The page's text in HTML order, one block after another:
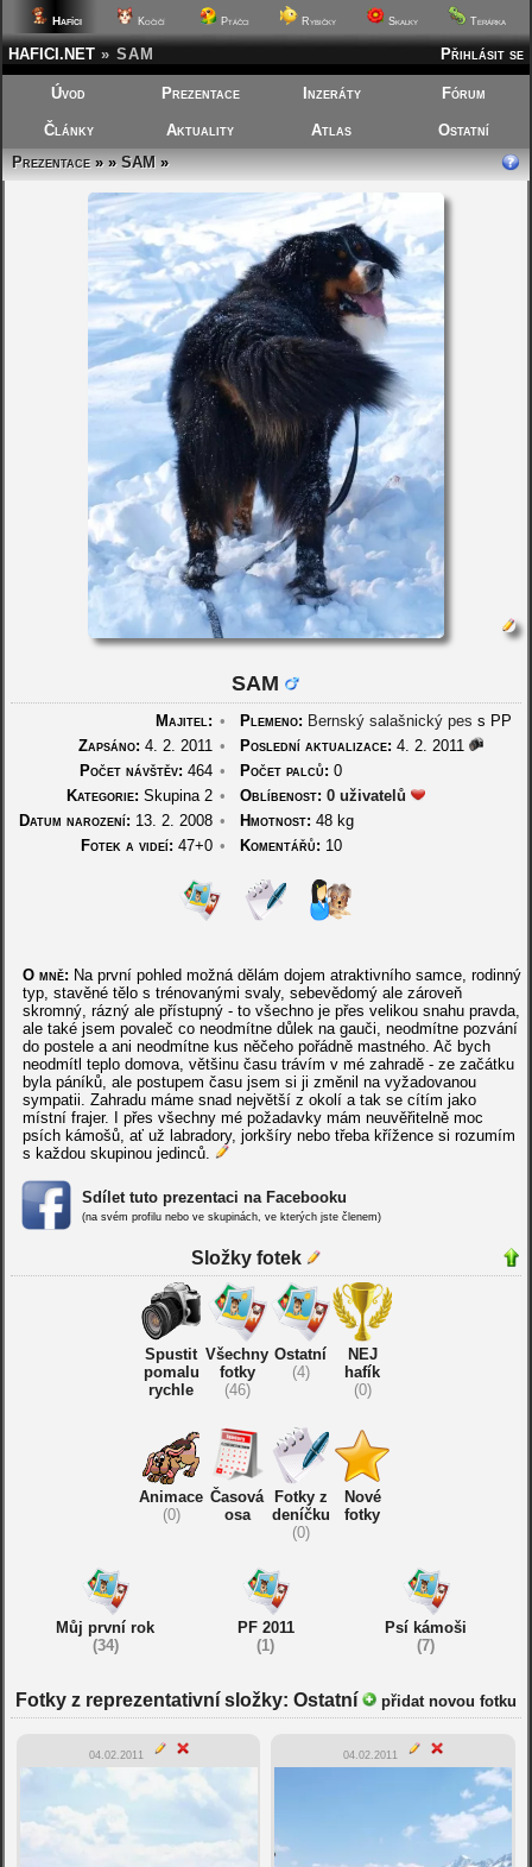
Hafíci Kočičí Ptáčci Rybičky Skalky Terárka
Přihlásit se
HAFICI.NET » SAM
Úvod Prezentace Inzeráty Fórum
Články Aktuality Atlas
Ostatní
Prezentace»»SAM»
SAM
Majitel: • Plemeno: Bernský salašnický pes s PP
Zapsáno: 4. 2. 2011 • Poslední aktualizace: 4. 2. 2011
Počet návštěv: 464 • Počet palců: 0
Kategorie: Skupina 2 • Oblíbenost: 0 uživatelů
Datum narození: 13. 2. 2008 • Hmotnost: 48 kg
Fotek a videí: 47+0 • Komentářů: 10
O mně: Na první pohled možná dělám dojem atraktivního samce, rodinný
typ, stavěné tělo s trénovanými svaly, sebevědomý ale zároveň
skromný, rázný ale přístupný - to všechno je přes velikou snahu pravda,
ale také jsem povaleč co neodmítne důlek na gauči, neodmítne pozvání
do postele a ani neodmítne kus něčeho pořádně mastného. Ač bych
neodmítl teplo domova, většinu času trávím v mé zahradě - ze začátku
byla páníků, ale postupem času jsem si ji změnil na vyžadovanou
sympatii. Zahradu máme snad největší z okolí a tak se cítím jako
místní frajer. I přes všechny mé požadavky mám neuvěřitelně moc
psích kámošů, ať už labradory, jorkšíry nebo třeba křížence si rozumím
s každou skupinou jedinců.
Sdílet tuto prezentaci na Facebooku
(na svém profilu nebo ve skupinách, ve kterých jste členem)
Složky fotek
Spustit
pomalu
rychle
Všechny
fotky
(46)
Ostatní
(4)
NEJ
hafík
(0)
Animace
(0)
Časová
osa
Fotky z
deníčku
(0)
Nové
fotky
Můj první rok
(34)
PF 2011
(1)
Psí kámoši
(7)
Fotky z reprezentativní složky: Ostatní přidat novou fotku
04.02.2011 04.02.2011